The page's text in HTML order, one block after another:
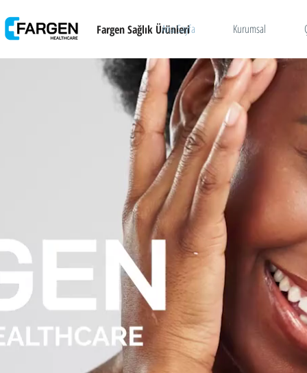
Fargen Sağlık Ürünleri
Ana Sayfa Kurumsal